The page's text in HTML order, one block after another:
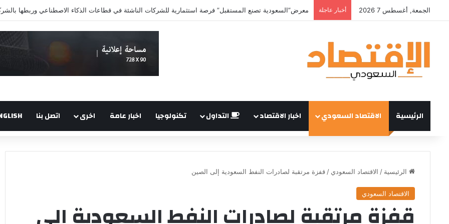
الجمعة, أغسطس 7 2026 أخبار عاجلة
الرئيسية الاقتصاد السعودي اخبار الاقتصاد التداول تكنولوجيا اخبار عامة اخرى اتصل بنا
الرئيسية / الاقتصاد السعودي / قفزة مرتقبة لصادرات النفط السعودية إلى الصين
الاقتصاد السعودي